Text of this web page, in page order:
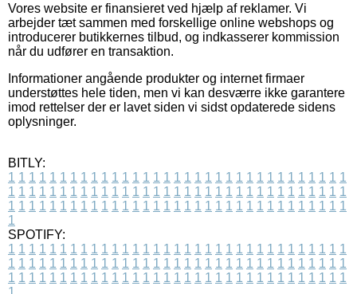
Vores website er finansieret ved hjælp af reklamer. Vi
arbejder tæt sammen med forskellige online webshops og
introducerer butikkernes tilbud, og indkasserer kommission
når du udfører en transaktion.
Informationer angående produkter og internet firmaer
understøttes hele tiden, men vi kan desværre ikke garantere
imod rettelser der er lavet siden vi sidst opdaterede sidens
oplysninger.
BITLY:
1 1 1 1 1 1 1 1 1 1 1 1 1 1 1 1 1 1 1 1 1 1 1 1 1 1 1 1 1 1 1 1 1
1 1 1 1 1 1 1 1 1 1 1 1 1 1 1 1 1 1 1 1 1 1 1 1 1 1 1 1 1 1 1 1 1
1 1 1 1 1 1 1 1 1 1 1 1 1 1 1 1 1 1 1 1 1 1 1 1 1 1 1 1 1 1 1 1 1
1
SPOTIFY:
1 1 1 1 1 1 1 1 1 1 1 1 1 1 1 1 1 1 1 1 1 1 1 1 1 1 1 1 1 1 1 1 1
1 1 1 1 1 1 1 1 1 1 1 1 1 1 1 1 1 1 1 1 1 1 1 1 1 1 1 1 1 1 1 1 1
1 1 1 1 1 1 1 1 1 1 1 1 1 1 1 1 1 1 1 1 1 1 1 1 1 1 1 1 1 1 1 1 1